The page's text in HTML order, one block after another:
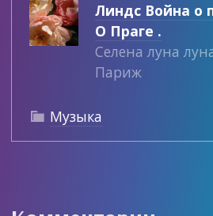
Линдс Война о
О Праге .
Селена луна
Париж
 Музыка